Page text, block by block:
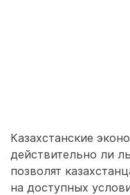
Казахстанские
действительно ли
позволят
на доступных